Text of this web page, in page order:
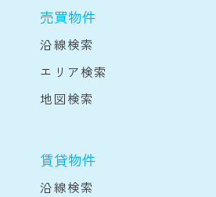
売買物件
沿線検索
エリア検索
地図検索
賃貸物件
沿線検索